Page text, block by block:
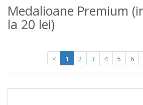
Medalioane Premium
la 20 lei)
< 1 2 3 4 5 6